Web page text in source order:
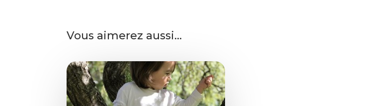
Vous aimerez aussi…